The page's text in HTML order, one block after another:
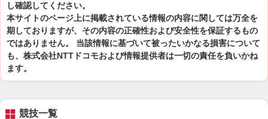
し確認してください。
本サイトのページ上に掲載されている情報の内容に関しては万全を
期しておりますが、その内容の正確性および安全性を保証するもの
ではありません。 当該情報に基づいて被ったいかなる損害について
も、株式会社NTTドコモおよび情報提供者は一切の責任を負いかね
ます。
競技一覧